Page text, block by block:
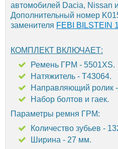
автомобилей Dacia, Nissan
Дополнительный номер
заменителя FEBI BILSTEIN
КОМПЛЕКТ ВКЛЮЧАЕТ:
Ремень ГРМ - 5501XS.
Натяжитель - T43064.
Направляющий ролик
Набор болтов и гаек.
Параметры ремня ГРМ:
Количество зубьев -
Ширина - 27 мм.